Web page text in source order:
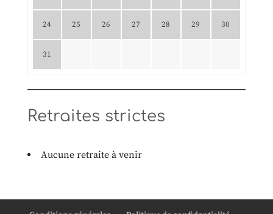
24 25 26 27 28 29 30
31
Retraites strictes
Aucune retraite à venir